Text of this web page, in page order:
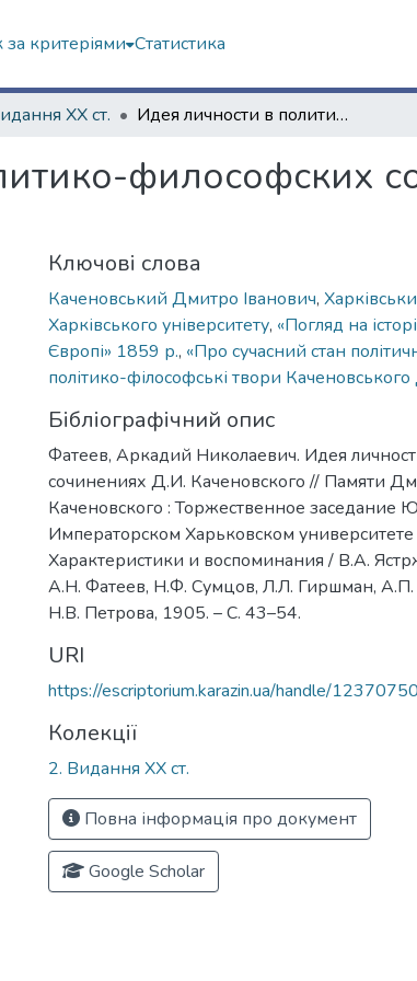
критеріями Статистика
ХХ ст. Идея личности в политико-философских сочинениях Д.И. Каченовского
философских
Ключові слова
Каченовський Дмитро Іванович,
Харківського університету, «Погляд на
Європі» 1859 р., «Про сучасний стан
політико-філософські твори Каченовського
Бібліографічний опис
Фатеев, Аркадий Николаевич. Идея
сочинениях Д.И. Каченовского // Памяти
Каченовского : Торжественное заседание
Императорском Харьковском
Характеристики и воспоминания / В.А.
А.Н. Фатеев, Н.Ф. Сумцов, Л.Л. Гиршман,
Н.В. Петрова, 1905. – С. 43–54.
URI
https://escriptorium.karazin.ua/handle/
Колекції
2. Видання ХХ ст.
Повна інформація про документ
Google Scholar